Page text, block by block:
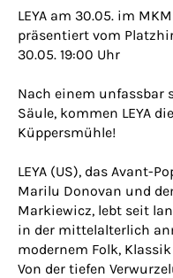
LEYA am 30.05. im
präsentiert vom
30.05. 19:00 Uhr
Nach einem unfassbar
Säule, kommen LEYA
Küppersmühle!
LEYA (US), das Avant-
Marilu Donovan und
Markiewicz, lebt seit
in der mittelalterlich
modernem Folk,
Von der tiefen